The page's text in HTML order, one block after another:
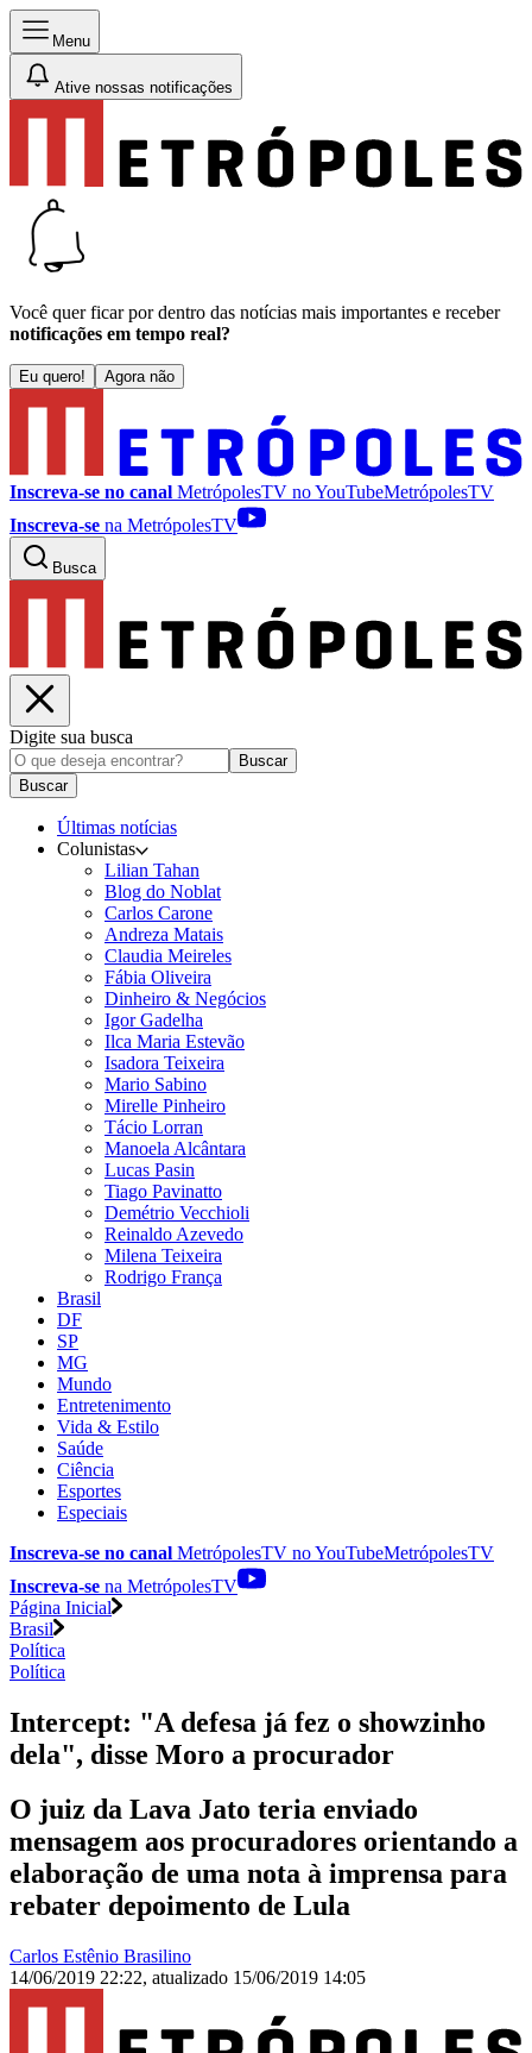
Menu
Ative nossas notificações
Você quer ficar por dentro das notícias mais importantes e receber
notificações em tempo real?
Eu quero! Agora não
Inscreva-se no canal MetrópolesTV noYouTubeMetrópolesTV
Inscreva-se na MetrópolesTV
Busca
Digite sua busca
Buscar
Buscar
Últimas notícias
Colunistas
Lilian Tahan
Blog do Noblat
Carlos Carone
Andreza Matais
Claudia Meireles
Fábia Oliveira
Dinheiro & Negócios
Igor Gadelha
Ilca Maria Estevão
Isadora Teixeira
Mario Sabino
Mirelle Pinheiro
Tácio Lorran
Manoela Alcântara
Lucas Pasin
Tiago Pavinatto
Demétrio Vecchioli
Reinaldo Azevedo
Milena Teixeira
Rodrigo França
Brasil
DF
SP
MG
Mundo
Entretenimento
Vida & Estilo
Saúde
Ciência
Esportes
Especiais
Inscreva-se no canal MetrópolesTV noYouTubeMetrópolesTV
Inscreva-se na MetrópolesTV
Página Inicial
Brasil
Política
Política
Intercept: "A defesa já fez o showzinho
dela", disse Moro a procurador
O juiz da Lava Jato teria enviado
mensagem aos procuradores orientando a
elaboração de uma nota à imprensa para
rebater depoimento de Lula
Carlos Estênio Brasilino
14/06/2019 22:22, atualizado 15/06/2019 14:05